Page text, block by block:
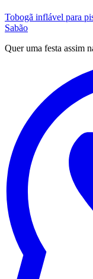
Tobogã inflável para
Sabão
Quer uma festa assim